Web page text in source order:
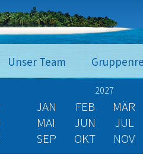
Unser Team
2027
JAN FEB MÄR
MAI
JUN JUL
SEP
OKT NOV